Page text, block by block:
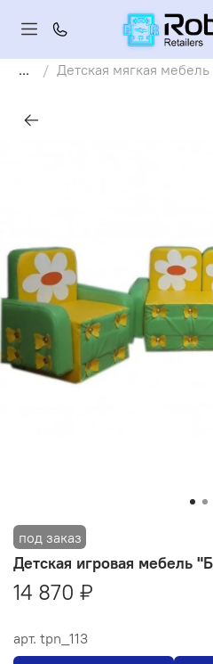
... Детская мягкая мебель
арт. tpn_113
Детская игровая мебель
14 870 ₽